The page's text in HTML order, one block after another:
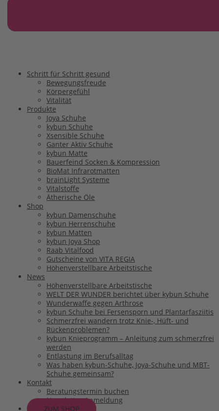
Schritt für Schritt gesund
Bewegungsfreude
Körpergefühl
Vitalität
Produkte
Joya Schuhe
kybun Schuhe
Xsensible Schuhe
Ganter Aktiv Schuhe
kybun Matte
Bauerfeind Socken & Kompression
BioMat Infrarotmatten
brainLight Systeme
Vitalstoffe
Ätherische Öle
Shop
kybun Damenschuhe
kybun Herrenschuhe
kybun Matten
kybun Joya Shop
Raab Vitalfood
Gutscheine von VITA REGIA
Höhenverstellbare Arbeitstische
News
Höhenverstellbare Arbeitstische
WELT DER WUNDER berichtet über kybun Schuhe
Wunderwaffe gegen Arthrose
kybun Schuhe bei Fersensporn und Plantarfasziitis
Schmerzfrei wandern trotz Knie-, Hüft- und
Rückenproblemen?
kybun Knieprogramm – Anleitung zum schmerzfrei
werden
Entlastung im Berufsalltag
Was haben kybun-Schuhe, Joya-Schuhe und MBT-
Schuhe gemeinsam?
Kontakt
Beratungstermin buchen
Newsletter-Anmeldung
ZUM SHOP